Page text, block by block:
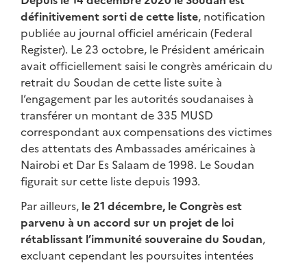
définitivement sorti de cette liste, notification
publiée au journal officiel américain (Federal
Register). Le 23 octobre, le Président américain
avait officiellement saisi le congrès américain du
retrait du Soudan de cette liste suite à
l’engagement par les autorités soudanaises à
transférer un montant de 335 MUSD
correspondant aux compensations des victimes
des attentats des Ambassades américaines à
Nairobi et Dar Es Salaam de 1998. Le Soudan
figurait sur cette liste depuis 1993.
Par ailleurs, le 21 décembre, le Congrès est
parvenu à un accord sur un projet de loi
rétablissant l’immunité souveraine du Soudan,
excluant cependant les poursuites intentées